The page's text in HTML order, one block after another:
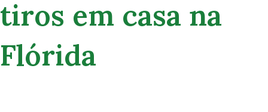
tiros em casa na
Flórida